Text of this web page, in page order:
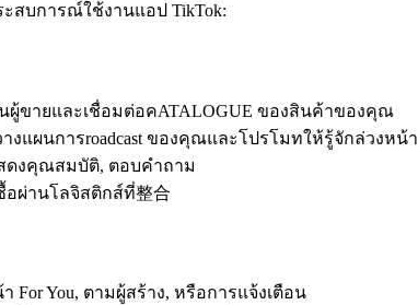
ะสบการณ์ใช้งานแอป TikTok:
ผู้ขายและเชื่อมต่อคATALOGUE ของสินค้าของคุณ
างแผนการroadcast ของคุณและโปรโมทให้รู้จักล่วงหน้า
งคุณสมบัติ, ตอบคำถาม
อผ่านโลจิสติกส์ที่整合
For You, ตามผู้สร้าง, หรือการแจ้งเตือน